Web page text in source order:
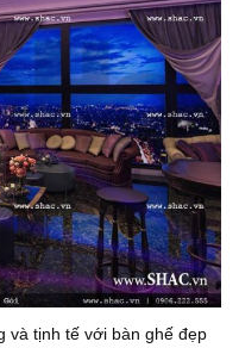
và tịnh tế với bàn ghế đẹp